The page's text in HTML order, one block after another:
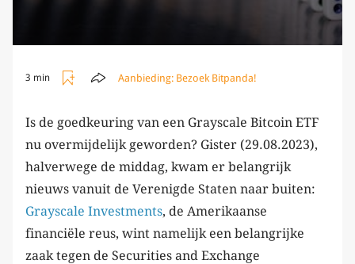
3 min Aanbieding: Bezoek Bitpanda!
Is de goedkeuring van een Grayscale Bitcoin ETF
nu overmijdelijk geworden? Gister (29.08.2023),
halverwege de middag, kwam er belangrijk
nieuws vanuit de Verenigde Staten naar buiten:
Grayscale Investments, de Amerikaanse
financiële reus, wint namelijk een belangrijke
zaak tegen de Securities and Exchange